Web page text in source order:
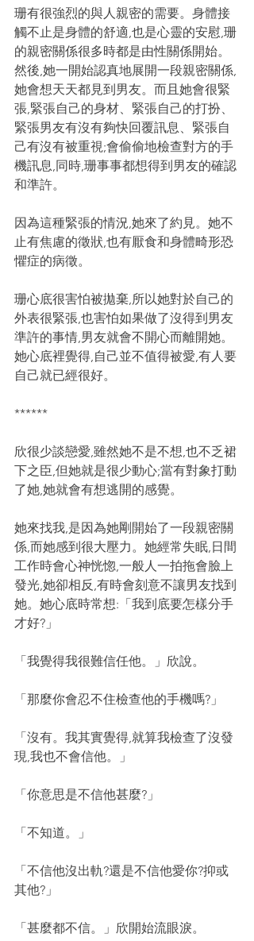
珊有很強烈的與人親密的需要。身體接
觸不止是身體的舒適,也是心靈的安慰,珊
的親密關係很多時都是由性關係開始。
然後,她一開始認真地展開一段親密關係,
她會想天天都見到男友。而且她會很緊
張,緊張自己的身材、緊張自己的打扮、
緊張男友有沒有夠快回覆訊息、緊張自
己有沒有被重視;會偷偷地檢查對方的手
機訊息,同時,珊事事都想得到男友的確認
和準許。
因為這種緊張的情況,她來了約見。她不
止有焦慮的徵狀,也有厭食和身體畸形恐
懼症的病徵。
珊心底很害怕被拋棄,所以她對於自己的
外表很緊張,也害怕如果做了沒得到男友
準許的事情,男友就會不開心而離開她。
她心底裡覺得,自己並不值得被愛,有人要
自己就已經很好。
******
欣很少談戀愛,雖然她不是不想,也不乏裙
下之臣,但她就是很少動心;當有對象打動
了她,她就會有想逃開的感覺。
她來找我,是因為她剛開始了一段親密關
係,而她感到很大壓力。她經常失眠,日間
工作時會心神恍惚,一般人一拍拖會臉上
發光,她卻相反,有時會刻意不讓男友找到
她。她心底時常想:「我到底要怎樣分手
才好?」
「我覺得我很難信任他。」欣說。
「那麼你會忍不住檢查他的手機嗎?」
「沒有。我其實覺得,就算我檢查了沒發
現,我也不會信他。」
「你意思是不信他甚麼?」
「不知道。」
「不信他沒出軌?還是不信他愛你?抑或
其他?」
「甚麼都不信。」欣開始流眼淚。